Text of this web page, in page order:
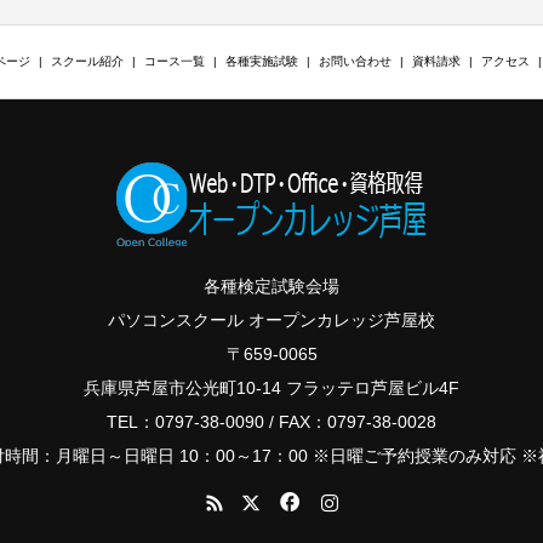
ージ スクール紹介 コース一覧 各種実施試験 お問い合わせ 資料請求 アクセス
各種検定試験会場
パソコンスクール オープンカレッジ芦屋校
〒659-0065
兵庫県芦屋市公光町10-14 フラッテロ芦屋ビル4F
TEL：0797-38-0090 / FAX：0797-38-0028
時間：月曜日～日曜日 10：00～17：00 ※日曜ご予約授業のみ対応 ※